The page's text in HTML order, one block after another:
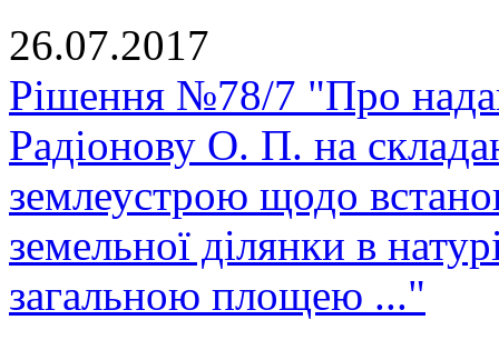
26.07.2017
Рішення №78/7 "Про
Радіонову О. П. на
землеустрою щодо
земельної ділянки в
загальною площею ..."